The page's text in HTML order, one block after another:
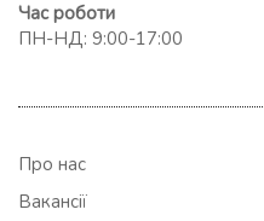
Час роботи
ПН-НД: 9:00-17:00
Про нас
Вакансії